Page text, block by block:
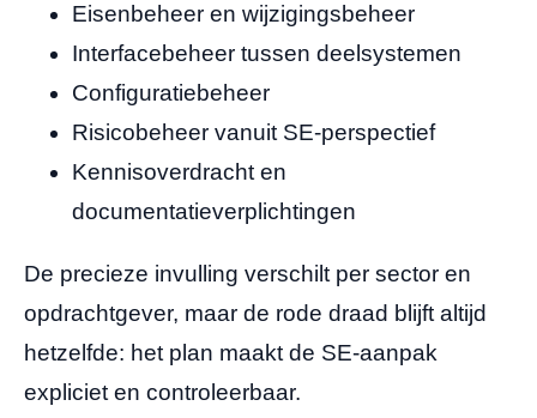
Eisenbeheer en wijzigingsbeheer
Interfacebeheer tussen deelsystemen
Configuratiebeheer
Risicobeheer vanuit SE-perspectief
Kennisoverdracht en
documentatieverplichtingen
De precieze invulling verschilt per sector en
opdrachtgever, maar de rode draad blijft altijd
hetzelfde: het plan maakt de SE-aanpak
expliciet en controleerbaar.